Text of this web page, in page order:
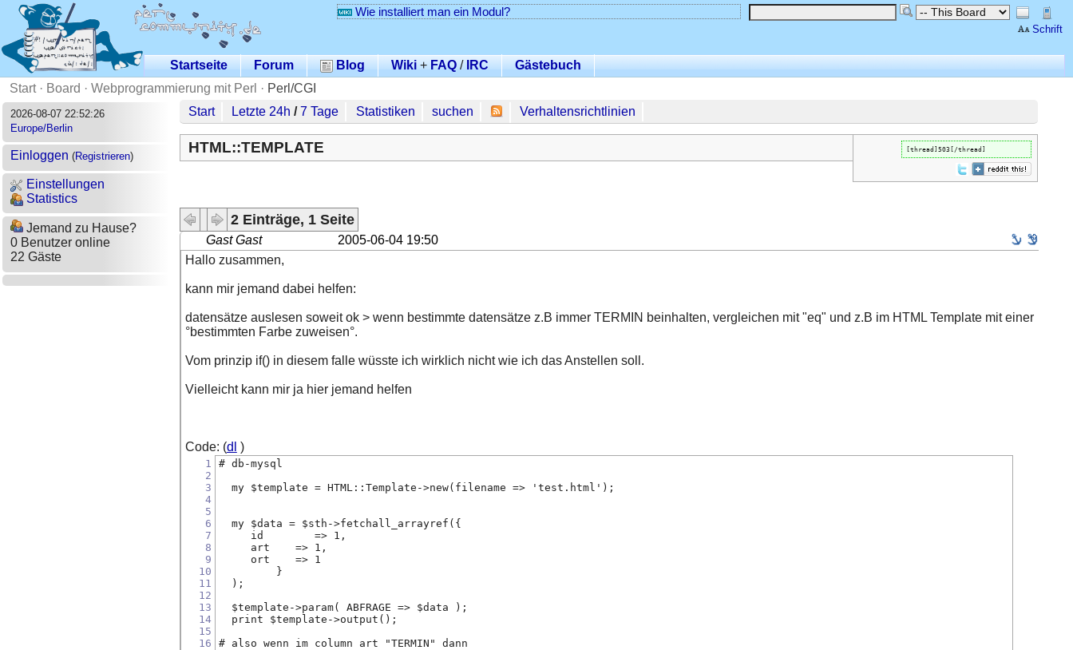
Schrift
Wie installiert man ein Modul?
Startseite Forum Blog Wiki+ FAQ /IRC
Gästebuch
Start· Board · Webprogrammierung mit Perl · Perl/CGI
2026-08-07 22:52:26
Europe/Berlin
Einloggen (Registrieren)
Einstellungen
Statistics
Jemand zu Hause?
0 Benutzer online
22 Gäste
Start Letzte 24h /7 Tage Statistiken suchen Verhaltensrichtlinien
[thread]503[/thread]
HTML::TEMPLATE
2 Einträge, 1 Seite
Gast Gast
2005-06-04 19:50
Hallo zusammen,
kann mir jemand dabei helfen:
datensätze auslesen soweit ok > wenn bestimmte datensätze z.B immer TERMIN beinhalten, vergleichen mit "eq" und z.B im HTML Template mit einer
°bestimmten Farbe zuweisen°.
Vom prinzip if() in diesem falle wüsste ich wirklich nicht wie ich das Anstellen soll.
Vielleicht kann mir ja hier jemand helfen
Code: (dl )
1
2
3
4
5
6
7
8
9
10
11
12
13
14
15
16
# db-mysql
  my $template = HTML::Template->new(filename => 'test.html');
  my $data = $sth->fetchall_arrayref({
     id        => 1,
     art    => 1,
     ort    => 1
         }
  );
  $template->param( ABFRAGE => $data );
  print $template->output();
# also wenn im column art "TERMIN" dann